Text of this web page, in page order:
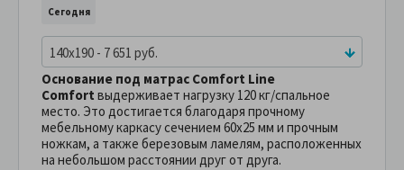
Сегодня
140x190 - 7 651 руб.
Основание под матрас Comfort Line
Comfort выдерживает нагрузку 120 кг/спальное
место. Это достигается благодаря прочному
мебельному каркасу сечением 60х25 мм и прочным
ножкам, а также березовым ламелям, расположенных
на небольшом расстоянии друг от друга.